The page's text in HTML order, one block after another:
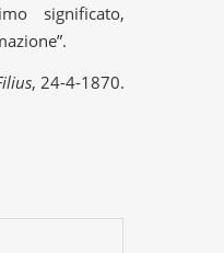
significato,
, 24-4-1870.